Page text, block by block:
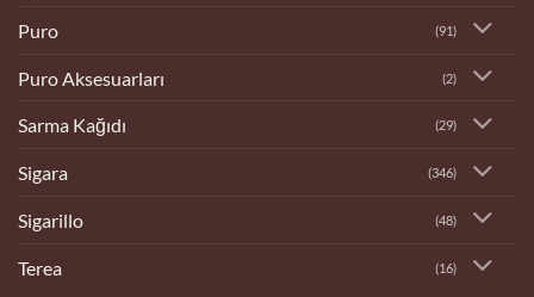
Puro (91)
Puro Aksesuarları (2)
Sarma Kağıdı (29)
Sigara (346)
Sigarillo (48)
Terea (16)